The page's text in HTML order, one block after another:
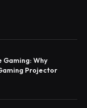
Gaming: Why
Projector